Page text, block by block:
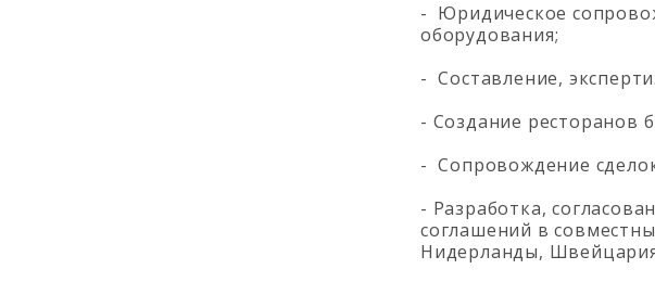
- Юридическое
оборудования;
- Составление,
- Создание ресторанов
- Сопровождение
- Разработка,
соглашений в
Нидерланды,